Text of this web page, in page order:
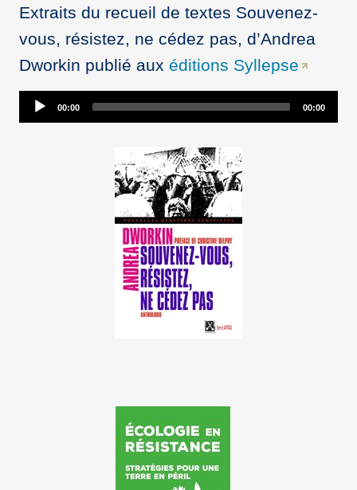
Extraits du recueil de textes Souvenez-
vous, résistez, ne cédez pas, d’Andrea
Dworkin publié aux éditions Syllepse
Audio
Player
00:00 00:00